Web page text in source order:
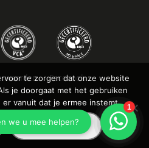
Facebook
te zorgen dat onze website
je doorgaat met het gebruiken
vanuit dat je ermee instemt.
Lees meer